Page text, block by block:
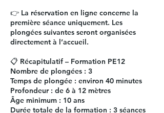
👉 La réservation en ligne concerne la
première séance uniquement. Les
plongées suivantes seront organisées
directement à l’accueil.
📋 Récapitulatif – Formation PE12
Nombre de plongées : 3
Temps de plongée : environ 40 minutes
Profondeur : de 6 à 12 mètres
Âge minimum : 10 ans
Durée totale de la formation : 3 séances